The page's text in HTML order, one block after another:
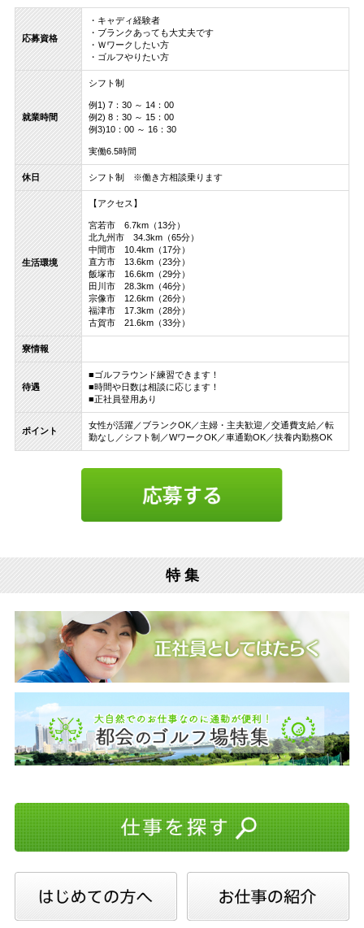
応募資格
・キャディ経験者
・ブランクあっても大丈夫です
・Ｗワークしたい方
・ゴルフやりたい方
就業時間
シフト制
例1) 7：30 ～ 14：00
例2) 8：30 ～ 15：00
例3)10：00 ～ 16：30
実働6.5時間
休日 シフト制 ※働き方相談乗ります
生活環境
【アクセス】
宮若市 6.7km（13分）
北九州市 34.3km（65分）
中間市 10.4km（17分）
直方市 13.6km（23分）
飯塚市 16.6km（29分）
田川市 28.3km（46分）
宗像市 12.6km（26分）
福津市 17.3km（28分）
古賀市 21.6km（33分）
寮情報
待遇
■ゴルフラウンド練習できます！
■時間や日数は相談に応じます！
■正社員登用あり
ポイント
女性が活躍／ブランクOK／主婦・主夫歓迎／交通費支給／転
勤なし／シフト制／WワークOK／車通勤OK／扶養内勤務OK
特 集